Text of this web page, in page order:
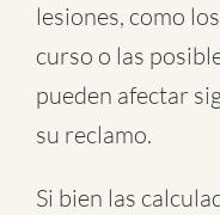
lesiones, como
curso o las
pueden afectar
su reclamo.
Si bien las